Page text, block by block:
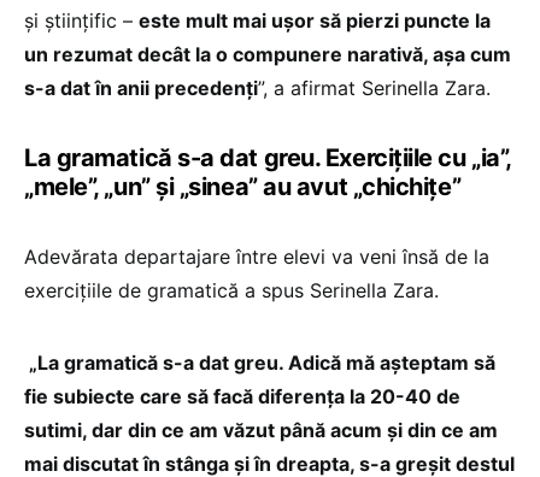
și științific – este mult mai ușor să pierzi puncte la
un rezumat decât la o compunere narativă, așa cum
s-a dat în anii precedenți”, a afirmat Serinella Zara.
La gramatică s-a dat greu. Exercițiile cu „ia”,
„mele”, „un” și „sinea” au avut „chichițe”
Adevărata departajare între elevi va veni însă de la
exercițiile de gramatică a spus Serinella Zara.
„La gramatică s-a dat greu. Adică mă așteptam să
fie subiecte care să facă diferența la 20-40 de
sutimi, dar din ce am văzut până acum și din ce am
mai discutat în stânga și în dreapta, s-a greșit destul